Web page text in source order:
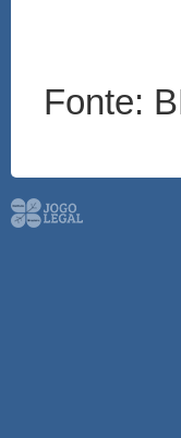
Fonte: